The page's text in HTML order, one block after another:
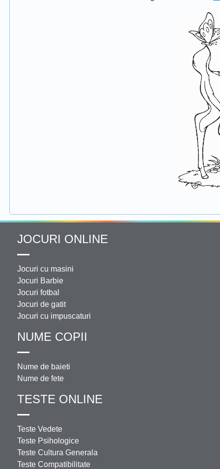
JOCURI ONLINE
Jocuri cu masini
Jocuri Barbie
Jocuri fotbal
Jocuri de gatit
Jocuri cu impuscaturi
NUME COPII
Nume de baieti
Nume de fete
TESTE ONLINE
Teste Vedete
Teste Psihologice
Teste Cultura Generala
Teste Compatibilitate